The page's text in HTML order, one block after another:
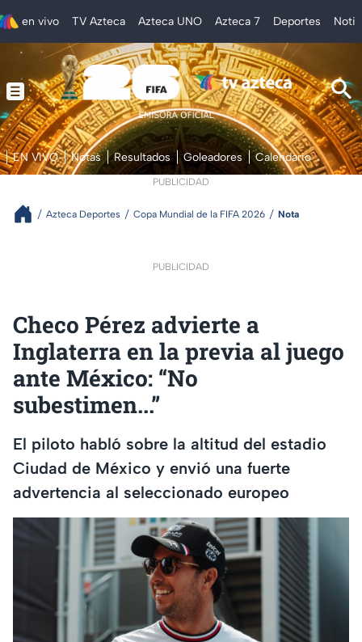
en vivo TV Azteca Azteca UNO Azteca 7 Deportes
EN VIVO Notas Resultados Goleadores Calendario
PUBLICIDAD
Azteca Deportes Copa Mundial de la FIFA 2026 Nota
PUBLICIDAD
Checo Pérez advierte a
Inglaterra en la previa al juego
ante México: “No
subestimen...”
El piloto habló sobre la altitud del estadio
Ciudad de México y envió una fuerte
advertencia al seleccionado europeo